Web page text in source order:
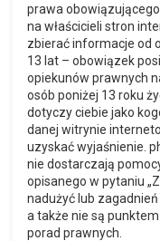
prawa
na właścicieli stron
zbierać informacje od
13 lat – obowiązek
opiekunów prawnych
osób poniżej 13 roku
dotyczy ciebie jako
danej witrynie
uzyskać wyjaśnienie.
nie dostarczają
opisanego w pytaniu
nadużyć lub
a także nie są
porad prawnych.